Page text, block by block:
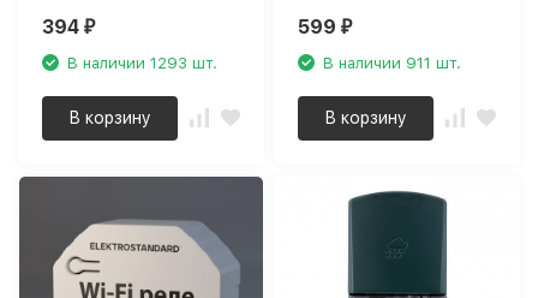
00005839
394₽
В наличии 1293 шт.
В корзину
00005840
599₽
В наличии 911 шт.
В корзину